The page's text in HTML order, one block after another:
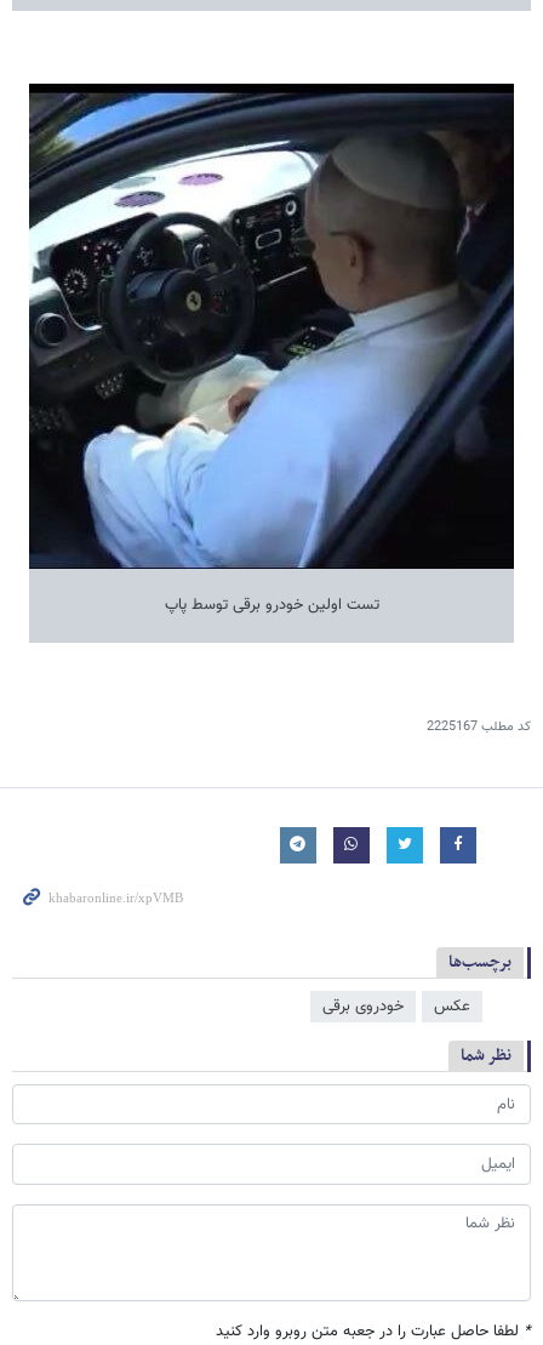
تست اولین خودرو برقی توسط پاپ
کد مطلب2225167
برچسب‌ها
عکس خودروی برقی
نظر شما
* لطفا حاصل عبارت را در جعبه متن روبرو وارد کنید